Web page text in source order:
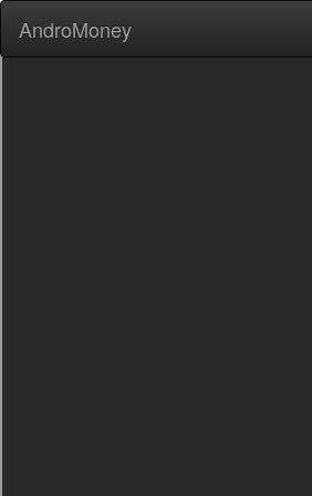
AndroMoney